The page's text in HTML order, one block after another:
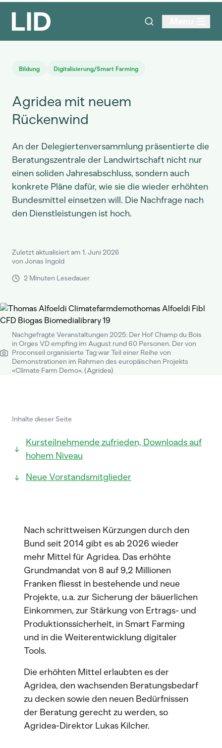
Bildung Digitalisierung/Smart Farming
Agridea mit neuem
Rückenwind
An der Delegiertenversammlung präsentierte die
Beratungszentrale der Landwirtschaft nicht nur
einen soliden Jahresabschluss, sondern auch
konkrete Pläne dafür, wie sie die wieder erhöhten
Bundesmittel einsetzen will. Die Nachfrage nach
den Dienstleistungen ist hoch.
Zuletzt aktualisiert am 1. Juni 2026
von Jonas Ingold
2 Minuten Lesedauer
Nachgefragte Veranstaltungen 2025: Der Hof Champ du Bois
in Orges VD empfing im August rund 60 Personen. Der von
Proconseil organisierte Tag war Teil einer Reihe von
Demonstrationen im Rahmen des europäischen Projekts
«Climate Farm Demo». (Agridea)
Inhalte dieser Seite
Kursteilnehmende zufrieden, Downloads auf
hohem Niveau
Neue Vorstandsmitglieder
Nach schrittweisen Kürzungen durch den
Bund seit 2014 gibt es ab 2026 wieder
mehr Mittel für Agridea. Das erhöhte
Grundmandat von 8 auf 9,2 Millionen
Franken fliesst in bestehende und neue
Projekte, u.a. zur Sicherung der bäuerlichen
Einkommen, zur Stärkung von Ertrags- und
Produktionssicherheit, in Smart Farming
und in die Weiterentwicklung digitaler
Tools.
Die erhöhten Mittel erlaubten es der
Agridea, den wachsenden Beratungsbedarf
zu decken sowie den neuen Bedürfnissen
der Beratung gerecht zu werden, so
Agridea-Direktor Lukas Kilcher.